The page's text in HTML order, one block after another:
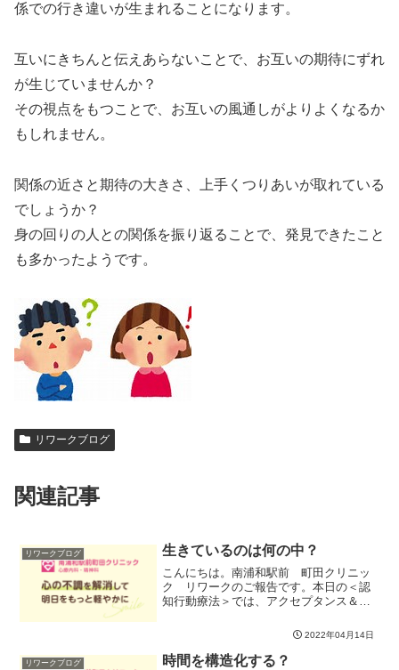
係での行き違いが生まれることになります。
互いにきちんと伝えあらないことで、お互いの期待にずれ
が生じていませんか？
その視点をもつことで、お互いの風通しがよりよくなるか
もしれません。
関係の近さと期待の大きさ、上手くつりあいが取れている
でしょうか？
身の回りの人との関係を振り返ることで、発見できたこと
も多かったようです。
リワークブログ
関連記事
リワークブログ 生きているのは何の中？
こんにちは。南浦和駅前 町田クリニッ
ク リワークのご報告です。本日の＜認
知行動療法＞では、アクセプタンス＆コ
スを抱えながらも、ストレスに振り回さ
れないようにするにはどう意識できると
良いかというテーマに取り...
2022年04月14日
リワークブログ 時間を構造化する？